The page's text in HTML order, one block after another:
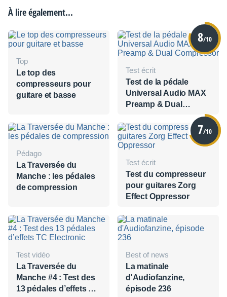
À lire également...
Top
Le top des
compresseurs pour
guitare et basse
8/10
Test écrit
Test de la pédale
Universal Audio MAX
Preamp & Dual
Pédago
La Traversée du
Manche : les pédales
de compression
7/10
Test écrit
Test du compresseur
pour guitares Zorg
Effect Oppressor
Test vidéo
La Traversée du
Manche #4 : Test des
13 pédales d’effets TC
Best of news
La matinale
d'Audiofanzine,
épisode 236